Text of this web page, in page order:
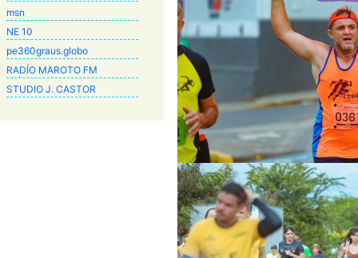
msn
NE 10
pe360graus.globo
RADÍO MAROTO FM
STUDIO J. CASTOR